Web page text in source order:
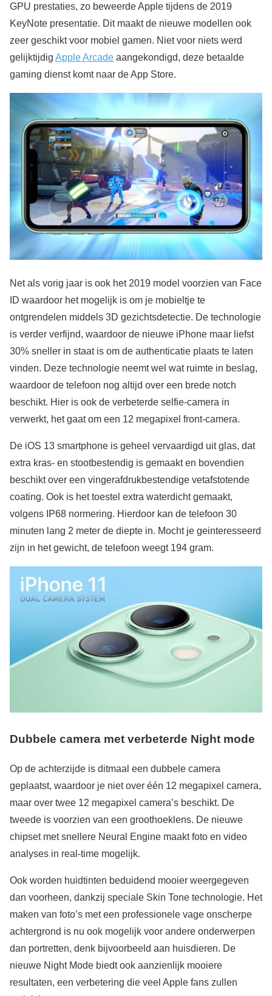
GPU prestaties, zo beweerde Apple tijdens de 2019
KeyNote presentatie. Dit maakt de nieuwe modellen ook
zeer geschikt voor mobiel gamen. Niet voor niets werd
gelijktijdig Apple Arcade aangekondigd, deze betaalde
gaming dienst komt naar de App Store.
Net als vorig jaar is ook het 2019 model voorzien van Face
ID waardoor het mogelijk is om je mobieltje te
ontgrendelen middels 3D gezichtsdetectie. De technologie
is verder verfijnd, waardoor de nieuwe iPhone maar liefst
30% sneller in staat is om de authenticatie plaats te laten
vinden. Deze technologie neemt wel wat ruimte in beslag,
waardoor de telefoon nog altijd over een brede notch
beschikt. Hier is ook de verbeterde selfie-camera in
verwerkt, het gaat om een 12 megapixel front-camera.
De iOS 13 smartphone is geheel vervaardigd uit glas, dat
extra kras- en stootbestendig is gemaakt en bovendien
beschikt over een vingerafdrukbestendige vetafstotende
coating. Ook is het toestel extra waterdicht gemaakt,
volgens IP68 normering. Hierdoor kan de telefoon 30
minuten lang 2 meter de diepte in. Mocht je geinteresseerd
zijn in het gewicht, de telefoon weegt 194 gram.
Dubbele camera met verbeterde Night mode
Op de achterzijde is ditmaal een dubbele camera
geplaatst, waardoor je niet over één 12 megapixel camera,
maar over twee 12 megapixel camera’s beschikt. De
tweede is voorzien van een groothoeklens. De nieuwe
chipset met snellere Neural Engine maakt foto en video
analyses in real-time mogelijk.
Ook worden huidtinten beduidend mooier weergegeven
dan voorheen, dankzij speciale Skin Tone technologie. Het
maken van foto’s met een professionele vage onscherpe
achtergrond is nu ook mogelijk voor andere onderwerpen
dan portretten, denk bijvoorbeeld aan huisdieren. De
nieuwe Night Mode biedt ook aanzienlijk mooiere
resultaten, een verbetering die veel Apple fans zullen